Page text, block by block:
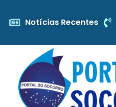
Notícias Recentes